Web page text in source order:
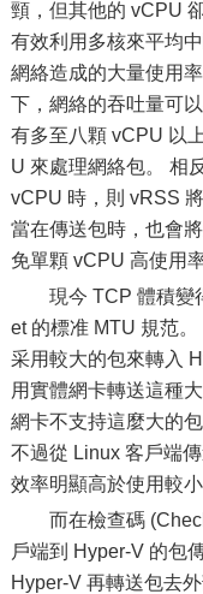
頸，但其他的 vCPU
有效利用多核來平均
網絡造成的大量使用
下，網絡的吞吐量可
有多至八顆 vCPU 以
U 來處理網絡包。 相
vCPU 時，則 vRSS
當在傳送包時，也會
免單顆 vCPU 高使用
現今 TCP 體積變
et 的標准 MTU 規范
采用較大的包來轉入
用實體網卡轉送這種
網卡不支持這麼大的
不過從 Linux 客戶端
效率明顯高於使用較小
而在檢查碼
戶端到 Hyper-V 的包
Hyper-V 再轉送包去